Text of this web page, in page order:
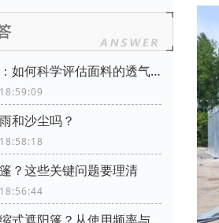
遮阳篷厂家专业解析：如何科学评估面料的透气性能？
和沙尘吗？
？这些关键问题要理清